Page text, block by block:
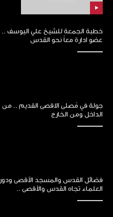
خطبة الجمعة للشيخ علي اليوسف ..
عضو ادارة معاً نحو القدس
جولة في مُصلى الاقصى القديم .. من
الداخل ومن الخارج
فضائل القدس والمسجد الأقصى ودور
العلماء تجاه القدس والأقصى ..